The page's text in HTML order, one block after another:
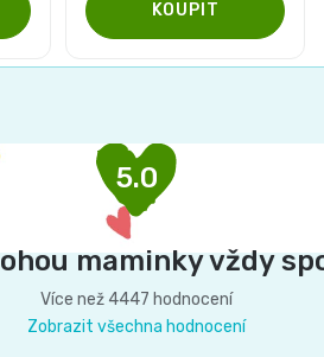
5.0
maminky vždy
Více než 4447 hodnocení
Zobrazit všechna hodnocení